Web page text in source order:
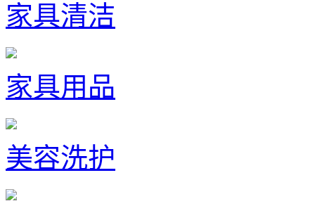
家具清洁
家具用品
美容洗护